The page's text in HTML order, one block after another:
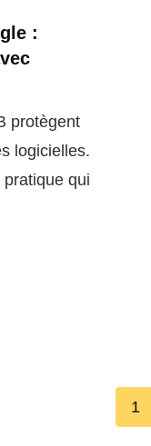
:
protègent
logicielles.
qui
1